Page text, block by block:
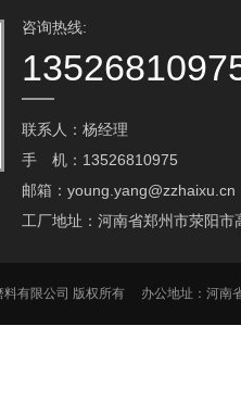
咨询热线:
联系人：杨经理
手 机：13526810975
邮箱：young.yang@zzhaixu.cn
工厂地址：河南省郑州市荥阳市
料有限公司 版权所有 办公地址：河